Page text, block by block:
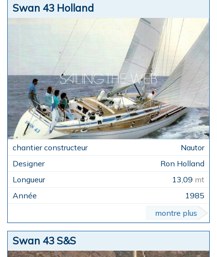
Swan 43 Holland
Nautor
Ron Holland
13,09 mt
1985
montre plus
Swan 43 S&S